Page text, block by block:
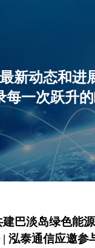
最新动态和进
每一次跃升
巴淡岛绿色能
泓泰通信应邀参